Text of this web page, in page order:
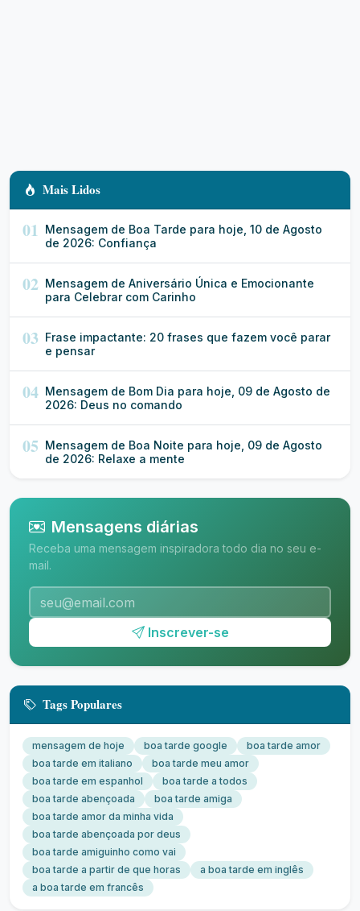
Mais Lidos
01 Mensagem de Boa Tarde para hoje, 10 de Agosto
de 2026: Confiança
02 Mensagem de Aniversário Única e Emocionante
para Celebrar com Carinho
03 Frase impactante: 20 frases que fazem você parar
e pensar
04 Mensagem de Bom Dia para hoje, 09 de Agosto de
2026: Deus no comando
05 Mensagem de Boa Noite para hoje, 09 de Agosto
de 2026: Relaxe a mente
Mensagens diárias
Receba uma mensagem inspiradora todo dia no seu e-
mail.
Inscrever-se
Tags Populares
mensagem de hoje boa tarde google
boa tarde amor
boa tarde em italiano
boa tarde meu amor
boa tarde em espanhol
boa tarde a todos
boa tarde abençoada
boa tarde amiga
boa tarde amor da minha vida
boa tarde abençoada por deus
boa tarde amiguinho como vai
boa tarde a partir de que horas
a boa tarde em inglês
a boa tarde em francês